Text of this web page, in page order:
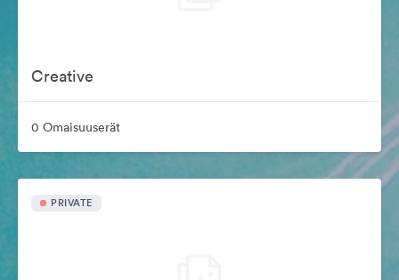
Creative
0 Omaisuuserät
PRIVATE